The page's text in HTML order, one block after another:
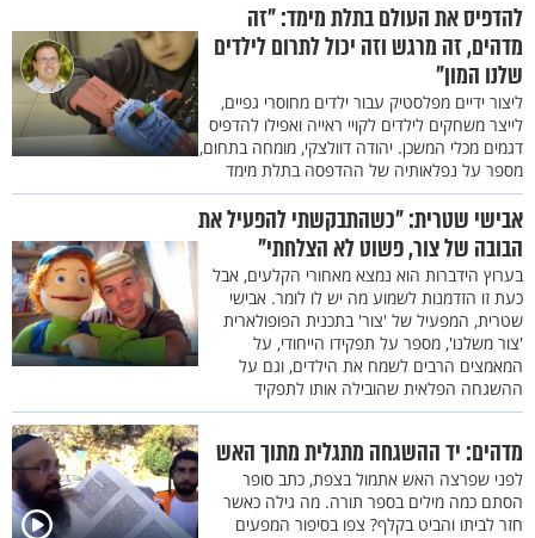
להדפיס את העולם בתלת מימד: "זה
מדהים, זה מרגש וזה יכול לתרום לילדים
שלנו המון"
ליצור ידיים מפלסטיק עבור ילדים מחוסרי גפיים,
לייצר משחקים לילדים לקויי ראייה ואפילו להדפיס
דגמים מכלי המשכן. יהודה דוולצקי, מומחה בתחום,
מספר על נפלאותיה של ההדפסה בתלת מימד
אבישי שטרית: "כשהתבקשתי להפעיל את
הבובה של צור, פשוט לא הצלחתי"
בערוץ הידברות הוא נמצא מאחורי הקלעים, אבל
כעת זו הזדמנות לשמוע מה יש לו לומר. אבישי
שטרית, המפעיל של 'צור' בתכנית הפופולארית
'צור משלנו', מספר על תפקידו הייחודי, על
המאמצים הרבים לשמח את הילדים, וגם על
ההשגחה הפלאית שהובילה אותו לתפקיד
מדהים: יד ההשגחה מתגלית מתוך האש
לפני שפרצה האש אתמול בצפת, כתב סופר
הסתם כמה מילים בספר תורה. מה גילה כאשר
חזר לביתו והביט בקלף? צפו בסיפור המפעים